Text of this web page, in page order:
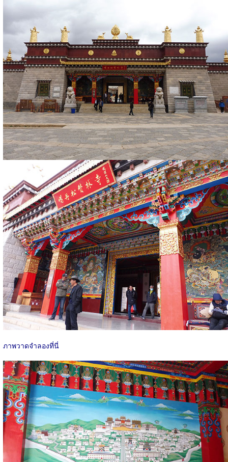
ภาพวาดจำลองที่นี่